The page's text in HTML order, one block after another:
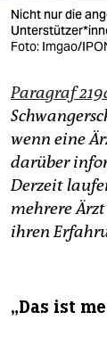
verlag
fragen & hilfe
abo
genossenschaft
Nicht nur die
Foto: Imgao/
Paragraf
wenn eine
darüber
Derzeit
mehrere
ihren
„Das ist